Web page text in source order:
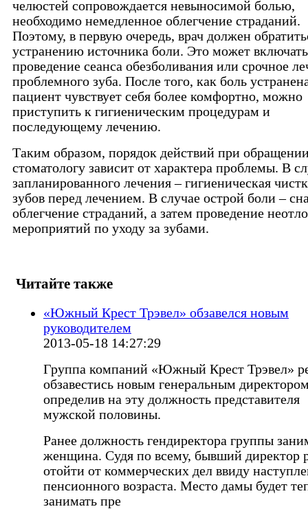
челюстей сопровождается невыносимой болью,
необходимо немедленное облегчение страданий.
Поэтому, в первую очередь, врач должен
устранению источника боли. Это может включать
проведение сеанса обезболивания или срочное
проблемного зуба. После того, как боль
пациент чувствует себя более комфортно, можно
приступить к гигиеническим процедурам и
последующему лечению.
Таким образом, порядок действий при
стоматологу зависит от характера проблемы. В
запланированного лечения – гигиеническая
зубов перед лечением. В случае острой боли –
облегчение страданий, а затем проведение
мероприятий по уходу за зубами.
Читайте также
«Южный Крест Трэвел» обзавелся новым
руководителем
2013-05-18 14:27:29
Группа компаний «Южный Крест Трэвел»
обзавестись новым генеральным
определив на эту должность представителя
мужской половины.
Ранее должность гендиректора группы
женщина. Судя по всему, бывший директор
отойти от коммерческих дел ввиду
пенсионного возраста. Место дамы будет
занимать пре